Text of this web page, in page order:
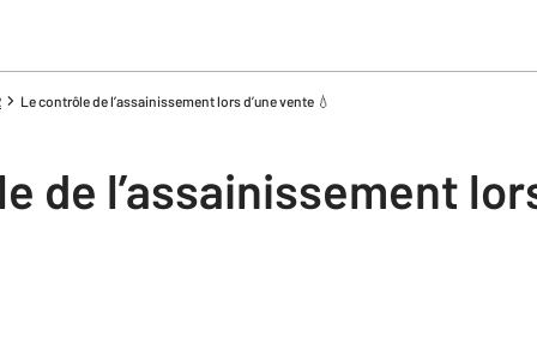
Le contrôle de l’assainissement lors d’une vente 💧
de l’assainissement